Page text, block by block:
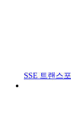
SSE 트랜스